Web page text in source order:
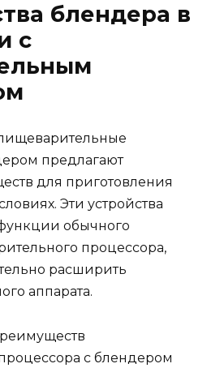
блендера в
с
предлагают
для приготовления
Эти устройства
обычного
процессора,
расширить
аппарата.
с блендером